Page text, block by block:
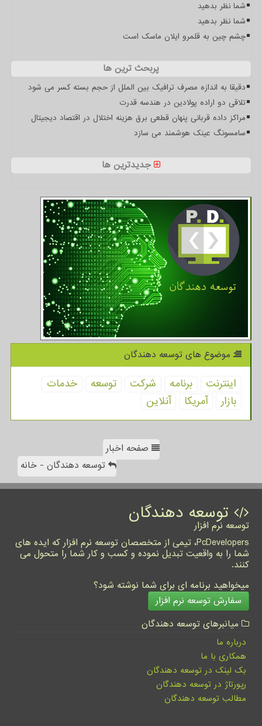
شما نظر بدهید
شما نظر بدهید
چشم چین به قلمرو ایلان ماسک است
پربحث ترین ها
دقیقا به اندازه مصرف ترافیک بین الملل از حجم بسته کسر می شود
تلاقی دو اراده پولادین در هندسه قدرت
مراکز داده قربانی پنهان قطعی برق هزینه اختلال در اقتصاد دیجیتال
سامسونگ عینک هوشمند می سازد
جدیدترین ها
موضوع های توسعه دهندگان
اینترنت برنامه شركت توسعه
خدمات
بازار
آمریكا آنلاین
صفحه اخبار
توسعه دهندگان - خانه
توسعه دهندگان
توسعه نرم افزار
PcDevelopers، تیمی از متخصصان توسعه نرم افزار که ایده های
شما را به واقعیت تبدیل نموده و کسب و کار شما را متحول می
کنند.
میخواهید برنامه ای برای شما نوشته شود؟
سفارش توسعه نرم افزار
میانبرهای توسعه دهندگان
درباره ما
همکاری با ما
بک لینک در توسعه دهندگان
رپورتاژ در توسعه دهندگان
مطالب توسعه دهندگان